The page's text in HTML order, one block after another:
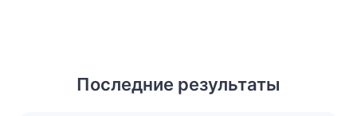
Последние результаты